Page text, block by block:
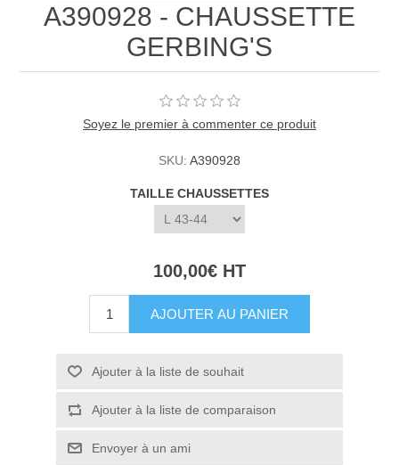
A390928 - CHAUSSETTE
GERBING'S
Soyez le premier à commenter ce produit
SKU: A390928
TAILLE CHAUSSETTES
100,00€ HT
AJOUTER AU PANIER
Ajouter à la liste de souhait
Ajouter à la liste de comparaison
Envoyer à un ami